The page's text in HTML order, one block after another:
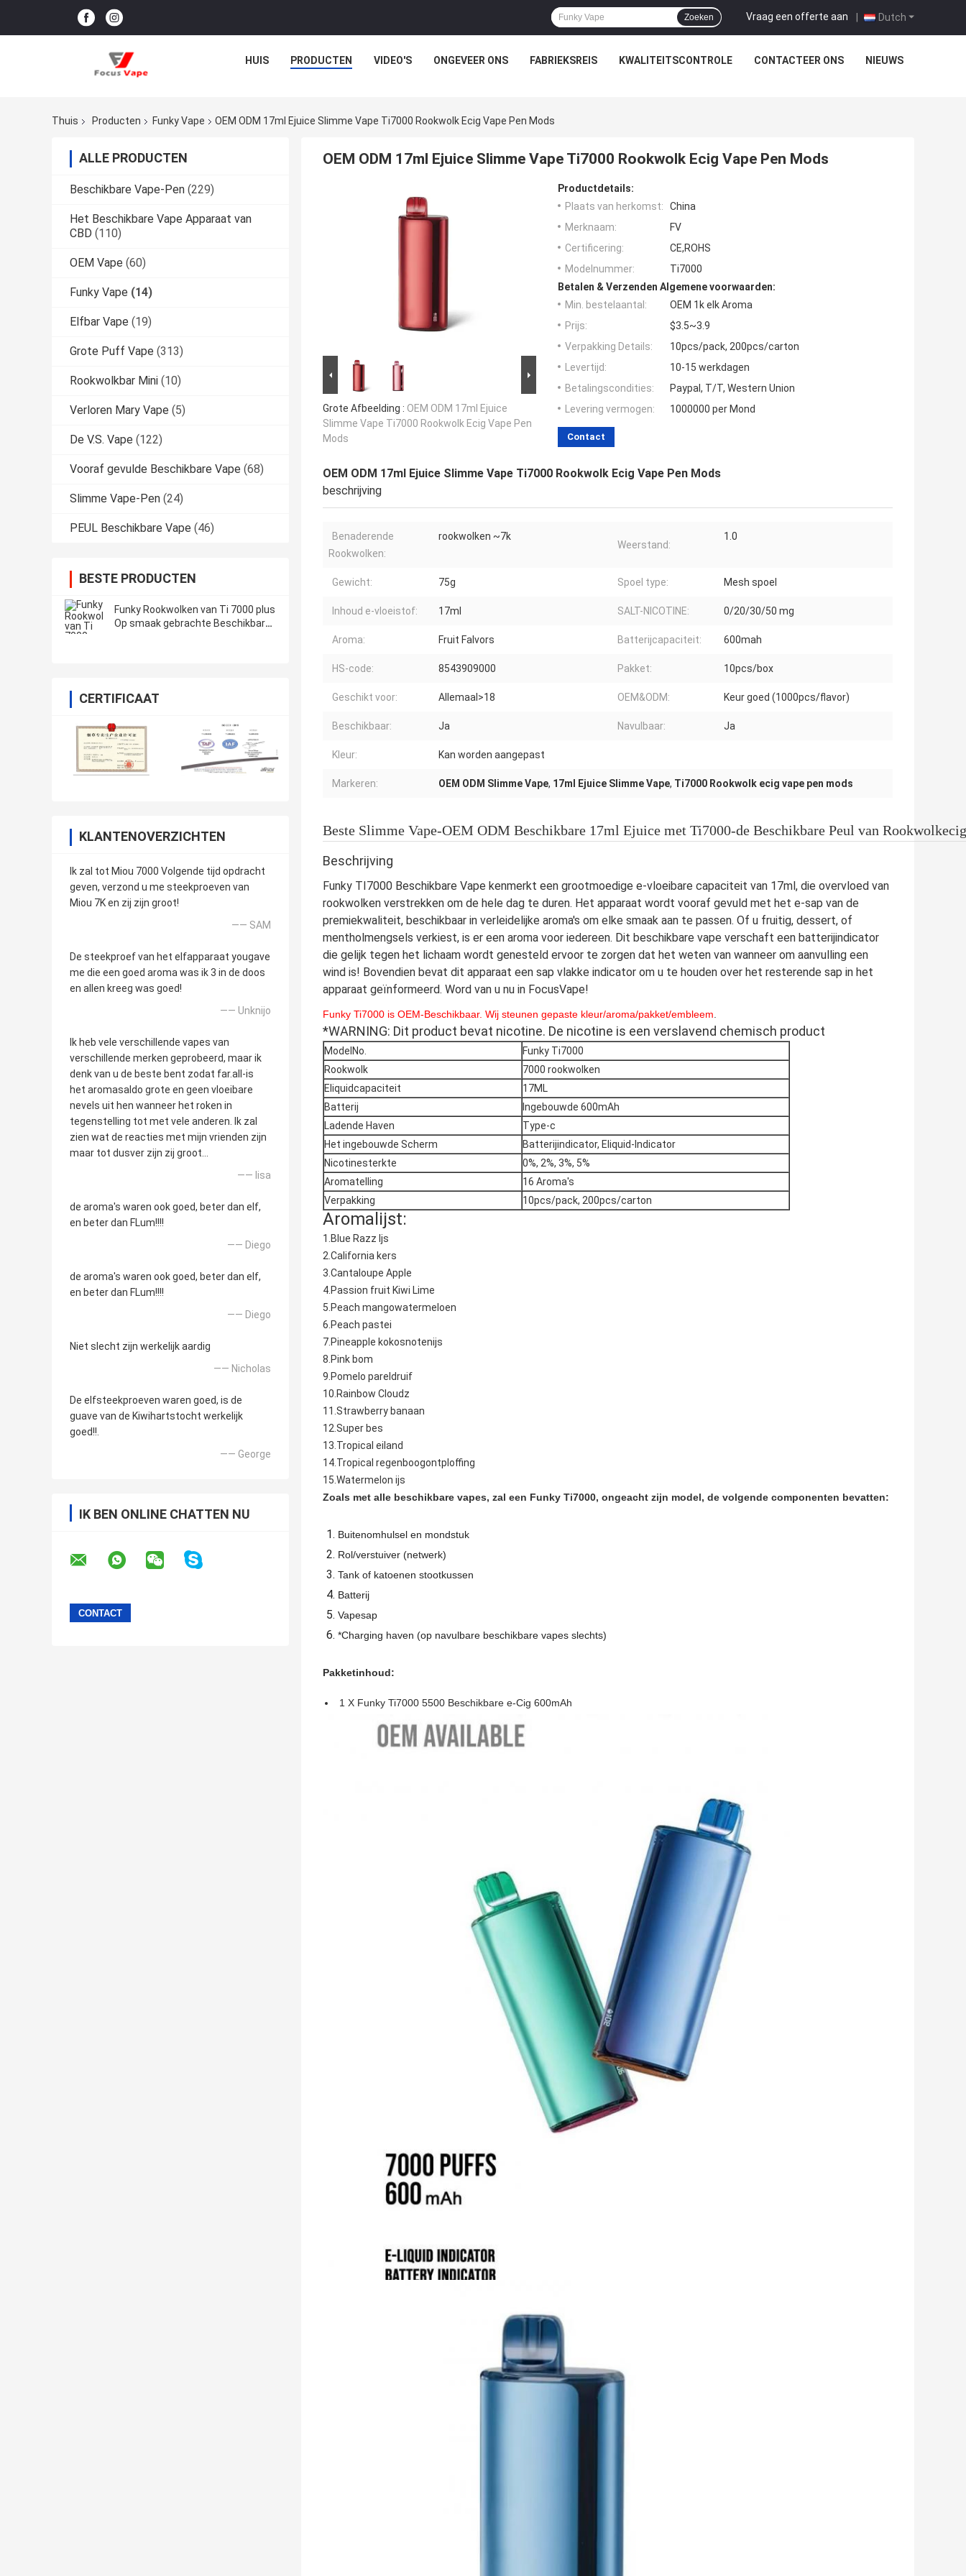
Dutch
Vraag een offerte aan |
Zoeken
HUIS PRODUCTEN VIDEO'S ONGEVEER ONS FABRIEKSREIS KWALITEITSCONTROLE CONTACTEER ONS NIEUWS
Thuis Producten Funky Vape OEM ODM 17ml Ejuice Slimme Vape Ti7000 Rookwolk Ecig Vape Pen Mods
ALLE PRODUCTEN
Beschikbare Vape-Pen (229)
Het Beschikbare Vape Apparaat van
CBD (110)
OEM Vape (60)
Funky Vape (14)
Elfbar Vape (19)
Grote Puff Vape (313)
Rookwolkbar Mini (10)
Verloren Mary Vape (5)
De V.S. Vape (122)
Vooraf gevulde Beschikbare Vape (68)
Slimme Vape-Pen (24)
PEUL Beschikbare Vape (46)
BESTE PRODUCTEN
Funky Rookwolken van Ti 7000 plus
Op smaak gebrachte Beschikbare
CERTIFICAAT
KLANTENOVERZICHTEN
Ik zal tot Miou 7000 Volgende tijd opdracht
geven, verzond u me steekproeven van
Miou 7K en zij zijn groot!
—— SAM
De steekproef van het elfapparaat yougave
me die een goed aroma was ik 3 in de doos
en allen kreeg was goed!
—— Unknijo
Ik heb vele verschillende vapes van
verschillende merken geprobeerd, maar ik
denk van u de beste bent zodat far.all-is
het aromasaldo grote en geen vloeibare
nevels uit hen wanneer het roken in
tegenstelling tot met vele anderen. Ik zal
zien wat de reacties met mijn vrienden zijn
maar tot dusver zijn zij groot…
—— lisa
de aroma's waren ook goed, beter dan elf,
en beter dan FLum!!!!
—— Diego
de aroma's waren ook goed, beter dan elf,
en beter dan FLum!!!!
—— Diego
Niet slecht zijn werkelijk aardig
—— Nicholas
De elfsteekproeven waren goed, is de
guave van de Kiwihartstocht werkelijk
goed!!.
—— George
IK BEN ONLINE CHATTEN NU
OEM ODM 17ml Ejuice Slimme Vape Ti7000 Rookwolk Ecig Vape Pen Mods
Grote Afbeelding : OEM ODM 17ml Ejuice
Slimme Vape Ti7000 Rookwolk Ecig Vape Pen
Mods
Productdetails:
Plaats van herkomst:
China
Merknaam:
FV
Certificering:
CE,ROHS
Modelnummer:
Ti7000
Betalen & Verzenden Algemene voorwaarden:
Min. bestelaantal:
OEM 1k elk Aroma
Prijs:
$3.5~3.9
Verpakking Details:
10pcs/pack, 200pcs/carton
Levertijd:
10-15 werkdagen
Betalingscondities:
Paypal, T/T, Western Union
Levering vermogen:
1000000 per Mond
Contact
OEM ODM 17ml Ejuice Slimme Vape Ti7000 Rookwolk Ecig Vape Pen Mods
beschrijving
Benaderende
Rookwolken:
rookwolken ~7k
Weerstand:
1.0
Gewicht: 75g Spoel type: Mesh spoel
Inhoud e-vloeistof: 17ml SALT-NICOTINE: 0/20/30/50 mg
Aroma: Fruit Falvors Batterijcapaciteit: 600mah
HS-code: 8543909000 Pakket: 10pcs/box
Geschikt voor: Allemaal>18 OEM&ODM: Keur goed (1000pcs/flavor)
Beschikbaar: Ja Navulbaar: Ja
Kleur: Kan worden aangepast
Markeren: OEM ODM Slimme Vape, 17ml Ejuice Slimme Vape, Ti7000 Rookwolk ecig vape pen mods
Beste Slimme Vape-OEM ODM Beschikbare 17ml Ejuice met Ti7000-de Beschikbare Peul van Rookwolkecig
Beschrijving
Funky TI7000 Beschikbare Vape kenmerkt een grootmoedige e-vloeibare capaciteit van 17ml, die overvloed van
rookwolken verstrekken om de hele dag te duren. Het apparaat wordt vooraf gevuld met het e-sap van de
premiekwaliteit, beschikbaar in verleidelijke aroma's om elke smaak aan te passen. Of u fruitig, dessert, of
mentholmengsels verkiest, is er een aroma voor iedereen. Dit beschikbare vape verschaft een batterijindicator
die gelijk tegen het lichaam wordt genesteld ervoor te zorgen dat het weten van wanneer om aanvulling een
wind is! Bovendien bevat dit apparaat een sap vlakke indicator om u te houden over het resterende sap in het
apparaat geïnformeerd. Word van u nu in FocusVape!
Funky Ti7000 is OEM-Beschikbaar. Wij steunen gepaste kleur/aroma/pakket/embleem.
*WARNING: Dit product bevat nicotine. De nicotine is een verslavend chemisch product
ModelNo.
Funky Ti7000
Rookwolk
7000 rookwolken
Eliquidcapaciteit
17ML
Batterij
Ingebouwde 600mAh
Ladende Haven
Type-c
Het ingebouwde Scherm
Batterijindicator, Eliquid-Indicator
Nicotinesterkte
0%, 2%, 3%, 5%
Aromatelling
16 Aroma's
Verpakking
10pcs/pack, 200pcs/carton
Aromalijst:
1.Blue Razz Ijs
2.California kers
3.Cantaloupe Apple
4.Passion fruit Kiwi Lime
5.Peach mangowatermeloen
6.Peach pastei
7.Pineapple kokosnotenijs
8.Pink bom
9.Pomelo pareldruif
10.Rainbow Cloudz
11.Strawberry banaan
12.Super bes
13.Tropical eiland
14.Tropical regenboogontploffing
15.Watermelon ijs
Zoals met alle beschikbare vapes, zal een Funky Ti7000, ongeacht zijn model, de volgende componenten bevatten:
Buitenomhulsel en mondstuk
Rol/verstuiver (netwerk)
Tank of katoenen stootkussen
Batterij
Vapesap
*Charging haven (op navulbare beschikbare vapes slechts)
Pakketinhoud:
1 X Funky Ti7000 5500 Beschikbare e-Cig 600mAh